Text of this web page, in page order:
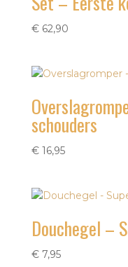
€62,90
schouders
€16,95
Douchegel –
€7,95